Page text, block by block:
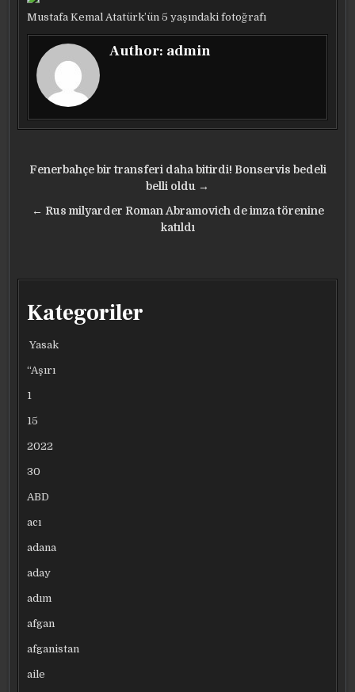
Mustafa Kemal Atatürk’ün 5 yaşındaki fotoğrafı
Author: admin
Yazı
Fenerbahçe bir transferi daha bitirdi! Bonservis bedeli
belli oldu →
← Rus milyarder Roman Abramovich de imza törenine
katıldı
Kategoriler
Yasak
“Aşırı
1
15
2022
30
ABD
acı
adana
aday
adım
afgan
afganistan
aile